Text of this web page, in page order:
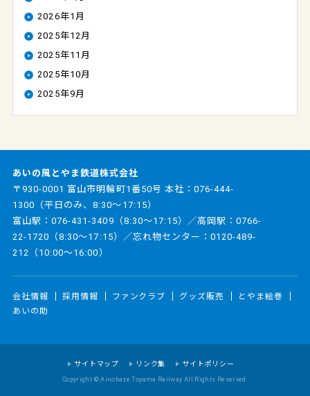
2026年1月
2025年12月
2025年11月
2025年10月
2025年9月
あいの風とやま鉄道株式会社
〒930-0001 富山市明輪町1番50号 本社： 076-444-
1300 （平日のみ、8:30～17:15）
富山駅：076-431-3409 （8:30～17:15）／高岡駅：0766-
22-1720 （8:30～17:15）／忘れ物センター：0120-489-
212 （10:00～16:00）
会社情報 採用情報 ファンクラブ グッズ販売
とやま絵巻
あいの助
サイトマップ リンク集 サイトポリシー
Copyright © Ainokaze Toyama Railway All Rights Reserved.